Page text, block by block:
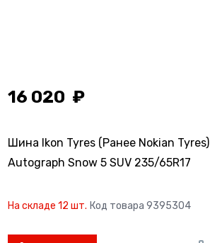
16 020
Шина Ikon Tyres (Ранее Nokian Tyres)
Autograph Snow 5 SUV 235/65R17
На складе 12 шт. Код товара 9395304